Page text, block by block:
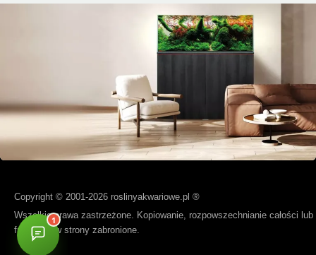
Copyright © 2001-2026 roslinyakwariowe.pl ®
Wszelkie prawa zastrzeżone. Kopiowanie, rozpowszechnianie całości lub
fragmentów strony zabronione.